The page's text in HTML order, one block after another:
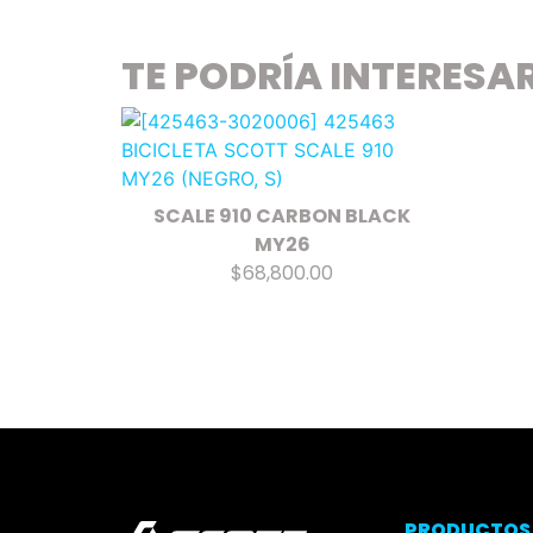
TE PODRÍA
SCALE 910 CARBON BLACK
MY26
$68,800.00